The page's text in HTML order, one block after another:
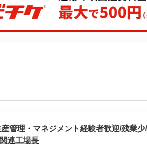
管理・マネジメント経験者歓迎/残業
連工場長